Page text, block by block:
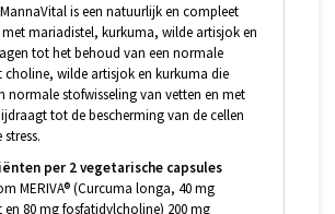
MannaVital is een natuurlijk en compleet
mariadistel, kurkuma, wilde artisjok en
tot het behoud van een normale
choline, wilde artisjok en kurkuma die
normale stofwisseling van vetten en met
tot de bescherming van de cellen
per 2 vegetarische capsules
MERIVA® (Curcuma longa, 40 mg
80 mg fosfatidylcholine) 200 mg